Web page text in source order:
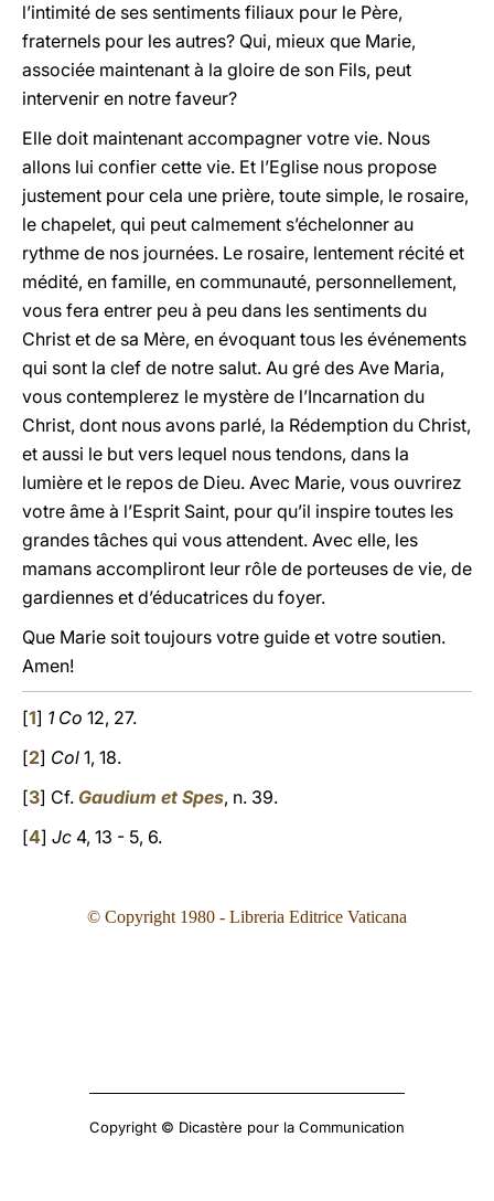
l’intimité de ses sentiments filiaux pour le Père,
fraternels pour les autres? Qui, mieux que Marie,
associée maintenant à la gloire de son Fils, peut
intervenir en notre faveur?
Elle doit maintenant accompagner votre vie. Nous
allons lui confier cette vie. Et l’Eglise nous propose
justement pour cela une prière, toute simple, le rosaire,
le chapelet, qui peut calmement s’échelonner au
rythme de nos journées. Le rosaire, lentement récité et
médité, en famille, en communauté, personnellement,
vous fera entrer peu à peu dans les sentiments du
Christ et de sa Mère, en évoquant tous les événements
qui sont la clef de notre salut. Au gré des Ave Maria,
vous contemplerez le mystère de l’Incarnation du
Christ, dont nous avons parlé, la Rédemption du Christ,
et aussi le but vers lequel nous tendons, dans la
lumière et le repos de Dieu. Avec Marie, vous ouvrirez
votre âme à l’Esprit Saint, pour qu’il inspire toutes les
grandes tâches qui vous attendent. Avec elle, les
mamans accompliront leur rôle de porteuses de vie, de
gardiennes et d’éducatrices du foyer.
Que Marie soit toujours votre guide et votre soutien.
Amen!
[1] 1 Co 12, 27.
[2] Col 1, 18.
[3] Cf. Gaudium et Spes, n. 39.
[4] Jc 4, 13 - 5, 6.
© Copyright 1980 - Libreria Editrice Vaticana
Copyright © Dicastère pour la Communication